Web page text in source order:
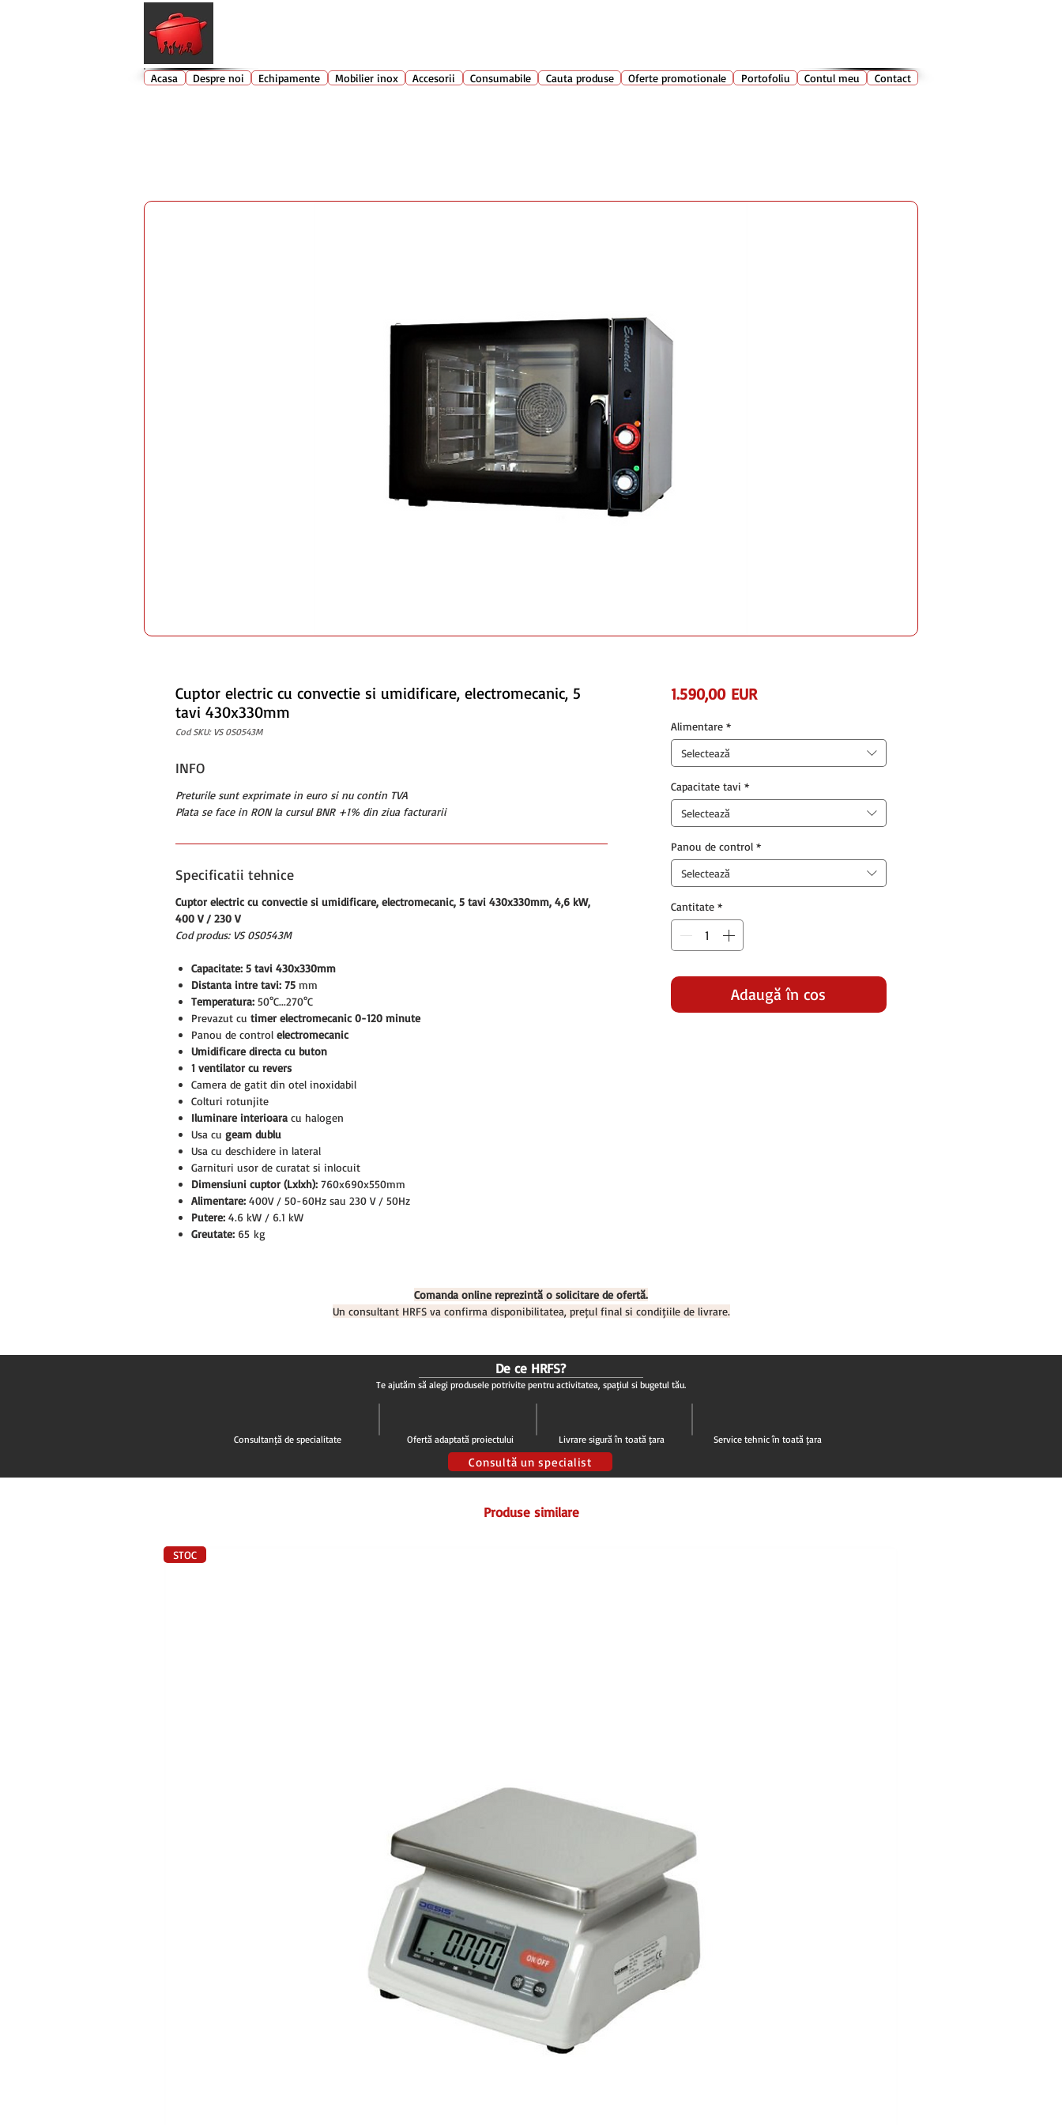
Cuptor electric cu convectie si umidificare, electromecanic, 5
tavi 430x330mm
Cod SKU: VS 0S0543M
INFO
Preturile sunt exprimate in euro si nu contin TVA
Plata se face in RON la cursul BNR +1% din ziua facturarii
Specificatii tehnice
Cuptor electric cu convectie si umidificare, electromecanic, 5 tavi 430x330mm, 4,6 kW,
400 V / 230 V
Cod produs: VS 0S0543M
Capacitate: 5 tavi 430x330mm
Distanta intre tavi: 75 mm
Temperatura: 50°C...270°C
Prevazut cu timer electromecanic 0-120 minute
Panou de control electromecanic
Umidificare directa cu buton
1 ventilator cu revers
Camera de gatit din otel inoxidabil
Colturi rotunjite
Iluminare interioara cu halogen
Usa cu geam dublu
Usa cu deschidere in lateral
Garnituri usor de curatat si inlocuit
Dimensiuni cuptor (Lxlxh): 760x690x550mm
Alimentare: 400V / 50-60Hz sau 230 V / 50Hz
Putere: 4.6 kW / 6.1 kW
Greutate: 65 kg
1.590,00 EURPreț
Alimentare *
Selectează
Capacitate tavi *
Selectează
Panou de control *
Selectează
Cantitate *
Adaugă în coș
Comanda online reprezintă o solicitare de ofertă.
Un consultant HRFS va confirma disponibilitatea, prețul final și condițiile de livrare.
De ce HRFS?
Te ajutăm să alegi produsele potrivite pentru activitatea, spațiul și bugetul tău.
Consultanță de specialitate Ofertă adaptată proiectului Livrare sigură în toată țara Service tehnic în toată țara
Consultă un specialist
Produse similare
STOC
Acasa Despre noi Echipamente Mobilier inox Accesorii Consumabile Cauta produse Oferte promotionale Portofoliu Contul meu Contact